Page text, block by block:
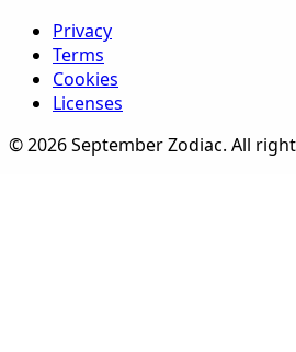
Privacy
Terms
Cookies
Licenses
©2026September Zodiac. All